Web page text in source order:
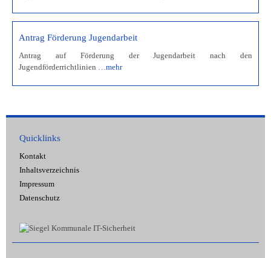
Antrag Förderung Jugendarbeit
Antrag auf Förderung der Jugendarbeit nach den
Jugendförderrichtlinien …mehr
Quicklinks
Kontakt
Inhaltsverzeichnis
Impressum
Datenschutz